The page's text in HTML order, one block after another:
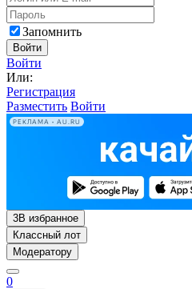
Запомнить
Войти
Войти
Или:
Регистрация
Разместить Войти
РЕКЛАМА • AU.RU
3В избранное
Классный лот
Модератору
0